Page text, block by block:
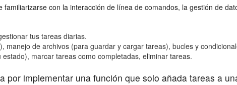
con la interacción de línea de comandos, la gestión de
tus tareas diarias.
manejo de archivos (para guardar y cargar tareas), bucles y
marcar tareas como completadas, eliminar tareas.
por implementar una función que solo añada tareas a